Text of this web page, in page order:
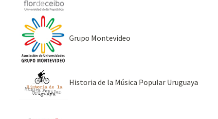
Grupo Montevideo
Historia de la Música Popular Uruguaya